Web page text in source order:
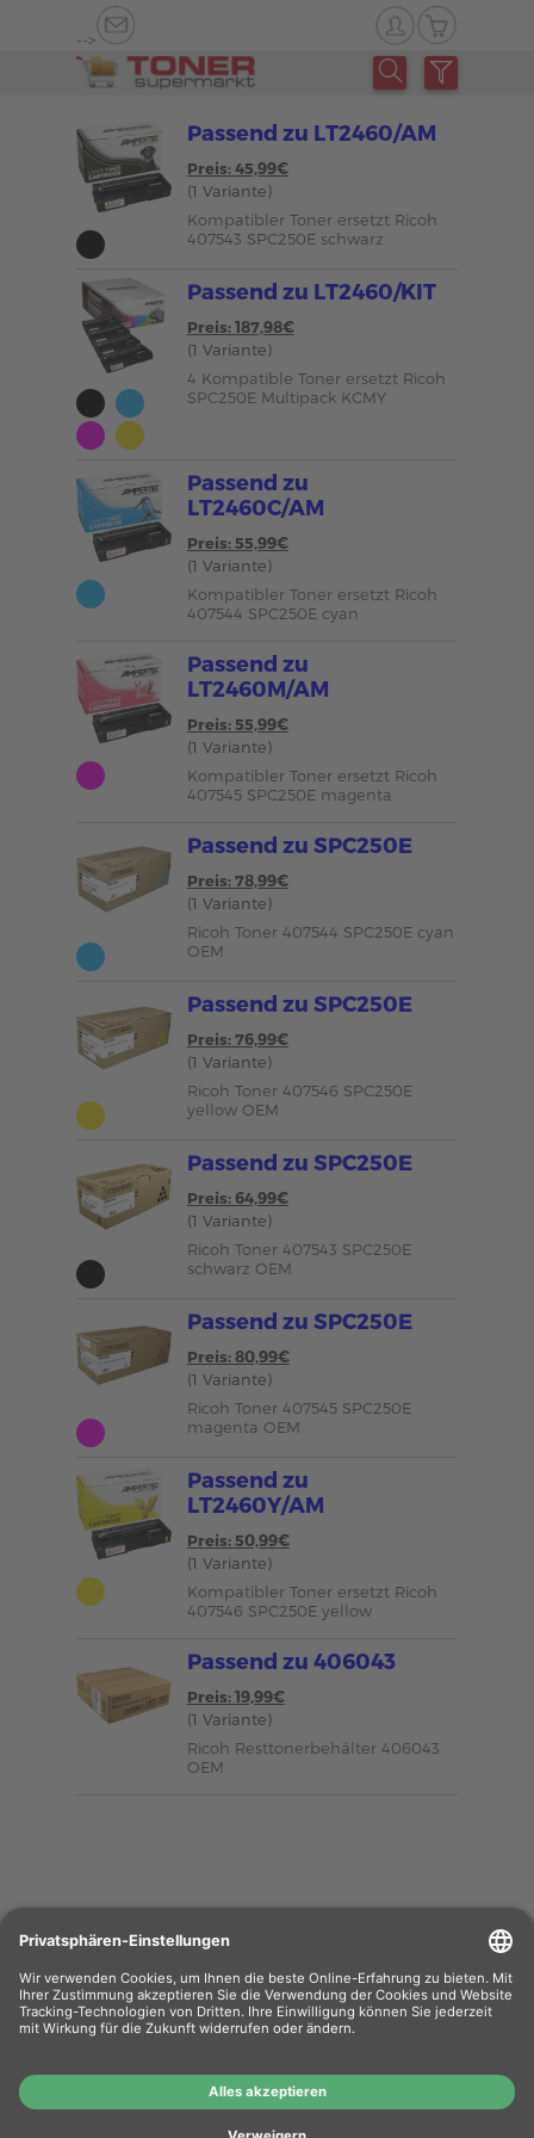
-->
Passend zu LT2460/AM
Preis: 45,99€
(1 Variante)
Kompatibler Toner ersetzt Ricoh
407543 SPC250E schwarz
Passend zu LT2460/KIT
Preis: 187,98€
(1 Variante)
4 Kompatible Toner ersetzt Ricoh
SPC250E Multipack KCMY
Passend zu
LT2460C/AM
Preis: 55,99€
(1 Variante)
Kompatibler Toner ersetzt Ricoh
407544 SPC250E cyan
Passend zu
LT2460M/AM
Preis: 55,99€
(1 Variante)
Kompatibler Toner ersetzt Ricoh
407545 SPC250E magenta
Passend zu SPC250E
Preis: 78,99€
(1 Variante)
Ricoh Toner 407544 SPC250E cyan
OEM
Passend zu SPC250E
Preis: 76,99€
(1 Variante)
Ricoh Toner 407546 SPC250E
yellow OEM
Passend zu SPC250E
Preis: 64,99€
(1 Variante)
Ricoh Toner 407543 SPC250E
schwarz OEM
Passend zu SPC250E
Preis: 80,99€
(1 Variante)
Ricoh Toner 407545 SPC250E
magenta OEM
Passend zu
LT2460Y/AM
Preis: 50,99€
(1 Variante)
Kompatibler Toner ersetzt Ricoh
407546 SPC250E yellow
Passend zu 406043
Preis: 19,99€
(1 Variante)
Ricoh Resttonerbehälter 406043
OEM
Wiederverkäufer: Das Angebot unseres Web-
Shops richtet sich nicht an Wiederverkäufer.